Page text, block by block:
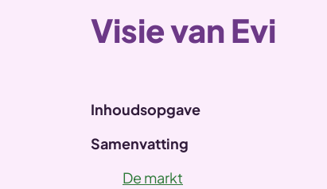
Visie van Evi
Inhoudsopgave
Samenvatting
De markt